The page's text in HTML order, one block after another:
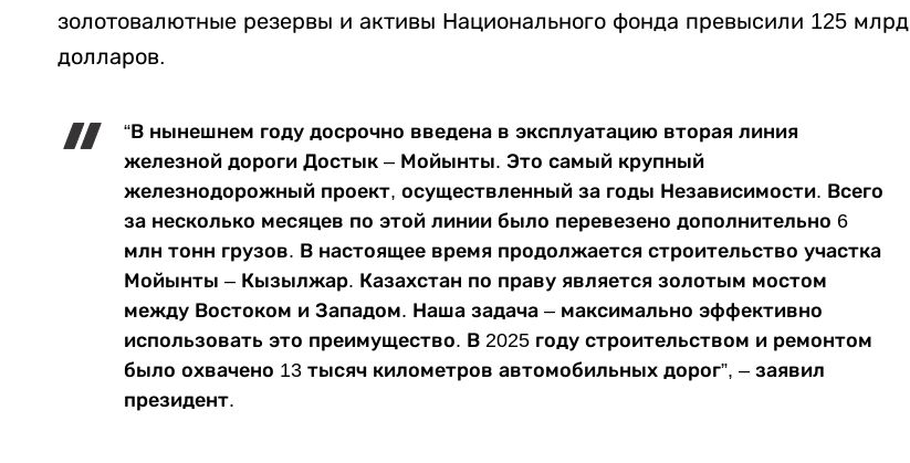
золотовалютные резервы и активы Национального фонда превысили 125 млрд
долларов.
“В нынешнем году досрочно введена в эксплуатацию вторая линия
железной дороги Достык – Мойынты. Это самый крупный
железнодорожный проект, осуществленный за годы Независимости. Всего
за несколько месяцев по этой линии было перевезено дополнительно 6
млн тонн грузов. В настоящее время продолжается строительство участка
Мойынты – Кызылжар. Казахстан по праву является золотым мостом
между Востоком и Западом. Наша задача – максимально эффективно
использовать это преимущество. В 2025 году строительством и ремонтом
было охвачено 13 тысяч километров автомобильных дорог”, – заявил
президент.